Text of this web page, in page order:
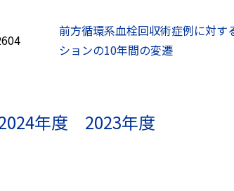
前方循環系血栓回収術症例に対す
ションの10年間の変遷
年度 2023年度